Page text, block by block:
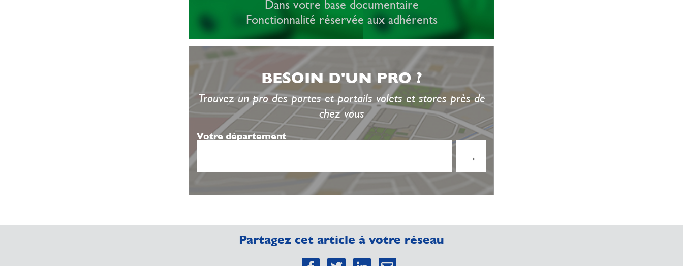
Dans votre base documentaire
Fonctionnalité réservée aux adhérents
BESOIN D'UN PRO ?
Trouvez un pro des portes et portails volets et stores près de
chez vous
Votre département
→
Partagez cet article à votre réseau